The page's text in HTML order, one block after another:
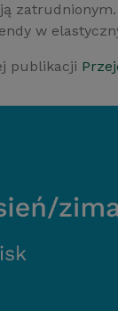
w
publikacji